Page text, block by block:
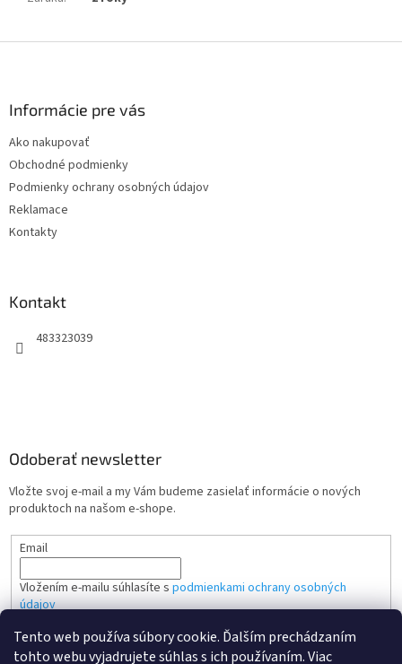
Tento web používa súbory cookie. Ďalším prechádzaním
tohto webu vyjadrujete súhlas s ich používaním. Viac
Informácie pre vás
Ako nakupovať
Obchodné podmienky
Podmienky ochrany osobných údajov
Reklamace
Kontakty
Kontakt
483323039
Odoberať newsletter
Vložte svoj e-mail a my Vám budeme zasielať informácie o nových
produktoch na našom e-shope.
Email
Vložením e-mailu súhlasíte s podmienkami ochrany osobných
údajov
PRIHLÁSIŤ SA